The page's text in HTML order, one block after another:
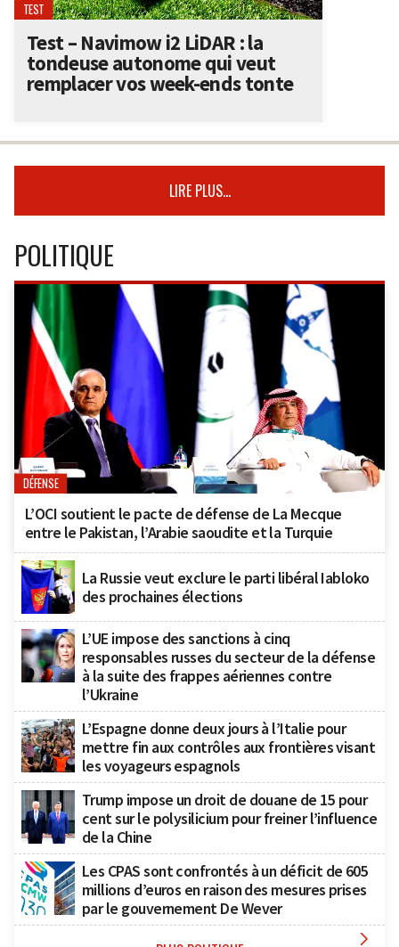
TEST
Test – Navimow i2 LiDAR : la
tondeuse autonome qui veut
remplacer vos week-ends tonte
LIRE PLUS...
POLITIQUE
DÉFENSE
L’OCI soutient le pacte de défense de La Mecque
entre le Pakistan, l’Arabie saoudite et la Turquie
La Russie veut exclure le parti libéral Iabloko
des prochaines élections
L’UE impose des sanctions à cinq
responsables russes du secteur de la défense
à la suite des frappes aériennes contre
l’Ukraine
L’Espagne donne deux jours à l’Italie pour
mettre fin aux contrôles aux frontières visant
les voyageurs espagnols
Trump impose un droit de douane de 15 pour
cent sur le polysilicium pour freiner l’influence
de la Chine
Les CPAS sont confrontés à un déficit de 605
millions d’euros en raison des mesures prises
par le gouvernement De Wever
